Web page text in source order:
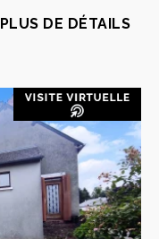
PLUS DE DÉTAILS